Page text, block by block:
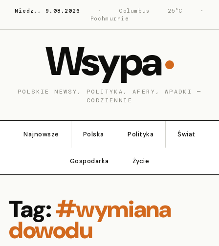
Niedz., 9.08.2026 · Columbus 25°C
·
Pochmurnie
Wsypa
POLSKIE NEWSY, POLITYKA, AFERY, WPADKI —
CODZIENNIE
Najnowsze Polska Polityka Świat
Gospodarka Życie
Tag:#wymiana
dowodu